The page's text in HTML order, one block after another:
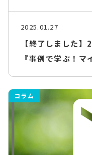
2025.01.27
【終了しました
『事例で学ぶ！マ
コラム